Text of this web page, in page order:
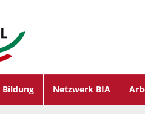
Bildung Netzwerk BIA